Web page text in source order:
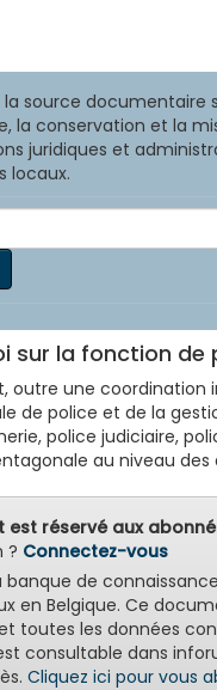
source documentaire
la conservation et la
juridiques et
locaux.
sur la fonction de
outre une coordination
de police et de la
police judiciaire,
au niveau des
est réservé aux
? Connectez-vous
de
en Belgique. Ce
toutes les données
consultable dans
Cliquez ici pour vous